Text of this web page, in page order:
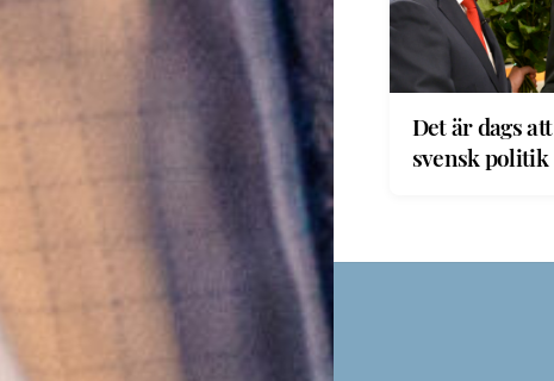
Det är dags
svensk politik